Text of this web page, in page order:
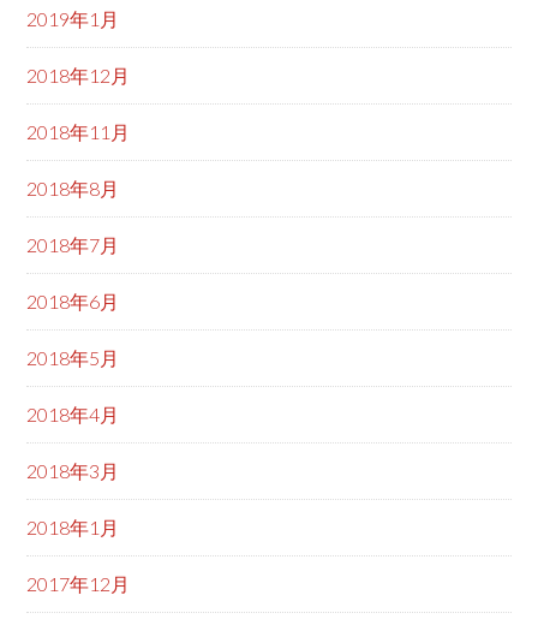
2019年1月
2018年12月
2018年11月
2018年8月
2018年7月
2018年6月
2018年5月
2018年4月
2018年3月
2018年1月
2017年12月